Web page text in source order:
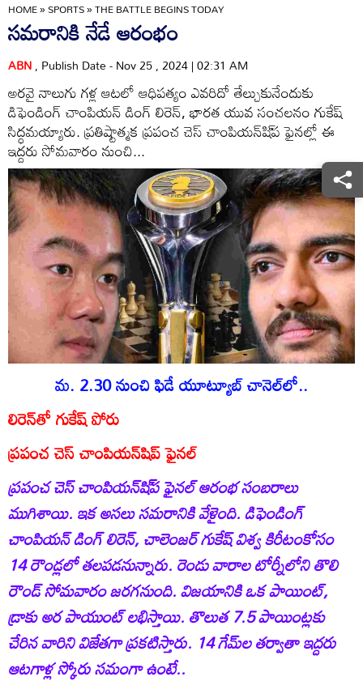
HOME»SPORTS»THE BATTLE BEGINS TODAY
సమరానికి నేడే ఆరంభం
ABN, Publish Date - Nov 25 , 2024 | 02:31 AM
అరవై నాలుగు గళ్ల ఆటలో ఆధిపత్యం ఎవరిదో తేల్చుకునేందుకు
డిఫెండింగ్‌ చాంపియన్‌ డింగ్‌ లిరెన్‌, భారత యువ సంచలనం గుకేష్‌
సిద్ధమయ్యారు. ప్రతిష్టాత్మక ప్రపంచ చెస్‌ చాంపియన్‌షి్‌ప ఫైనల్లో ఈ
ఇద్దరు సోమవారం నుంచి...
మ. 2.30 నుంచి ఫిడే యూట్యూబ్‌ చానెల్‌లో..
లిరెన్‌తో గుకేష్‌ పోరు
ప్రపంచ చెస్‌ చాంపియన్‌షిప్‌ ఫైనల్‌
ప్రపంచ చెస్‌ చాంపియన్‌షి్‌ప ఫైనల్‌ ఆరంభ సంబరాలు
ముగిశాయి. ఇక అసలు సమరానికి వేళైంది. డిఫెండింగ్‌
చాంపియన్‌ డింగ్‌ లిరెన్‌, చాలెంజర్‌ గుకేష్‌ విశ్వ కిరీటంకోసం
14 రౌండ్లలో తలపడనున్నారు. రెండు వారాల టోర్నీలోని తొలి
రౌండ్‌ సోమవారం జరగనుంది. విజయానికి ఒక పాయింట్‌,
డ్రాకు అర పాయుంట్‌ లభిస్తాయి. తొలుత 7.5 పాయింట్లకు
చేరిన వారిని విజేతగా ప్రకటిస్తారు. 14 గేమ్‌ల తర్వాతా ఇద్దరు
ఆటగాళ్ల స్కోరు సమంగా ఉంటే..